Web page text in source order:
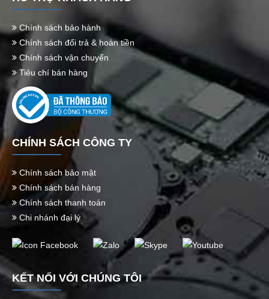
Chính sách bảo hành
Chính sách đổi trả & hoàn tiền
Chính sách vận chuyển
Tiêu chí bán hàng
CHÍNH SÁCH CÔNG TY
Chính sách bảo mật
Chính sách bán hàng
Chính sách thanh toán
Chi nhánh đại lý
KẾT NỐI VỚI CHÚNG TÔI